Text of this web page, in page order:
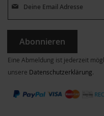
Abonnieren
Eine Abmeldung ist jederzeit
unsere Datenschutzerklärung.